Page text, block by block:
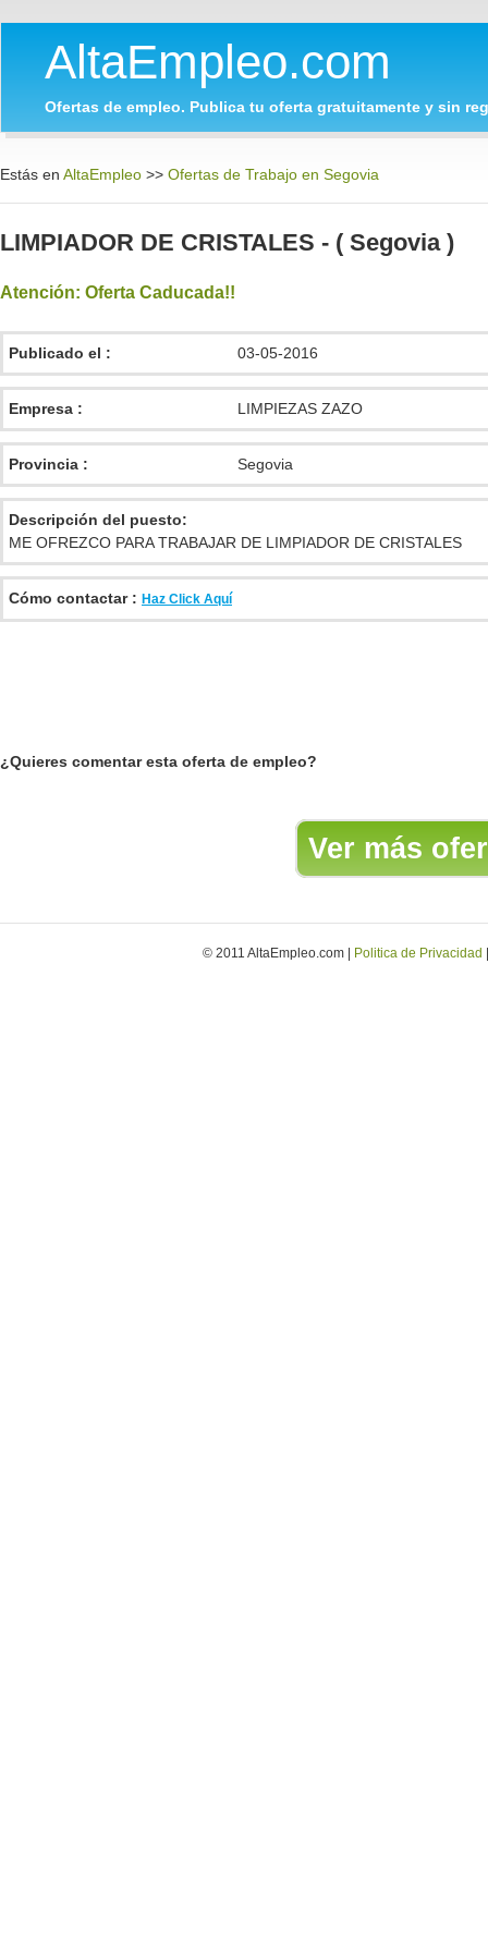
AltaEmpleo.com
Ofertas de empleo. Publica tu oferta gratuitamente y sin
Estás en AltaEmpleo >> Ofertas de Trabajo en Segovia
LIMPIADOR DE CRISTALES - ( Segovia )
Atención: Oferta Caducada!!
Publicado el : 03-05-2016
Empresa : LIMPIEZAS ZAZO
Provincia : Segovia
Descripción del puesto:
ME OFREZCO PARA TRABAJAR DE LIMPIADOR DE CRISTALES
Cómo contactar : Haz Click Aquí
¿Quieres comentar esta oferta de empleo?
Ver más
© 2011 AltaEmpleo.com | Politica de Privacidad